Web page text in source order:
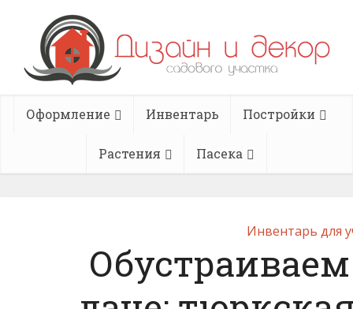
Оформление Инвентарь Постройки
Растения Пасека
Инвентарь для